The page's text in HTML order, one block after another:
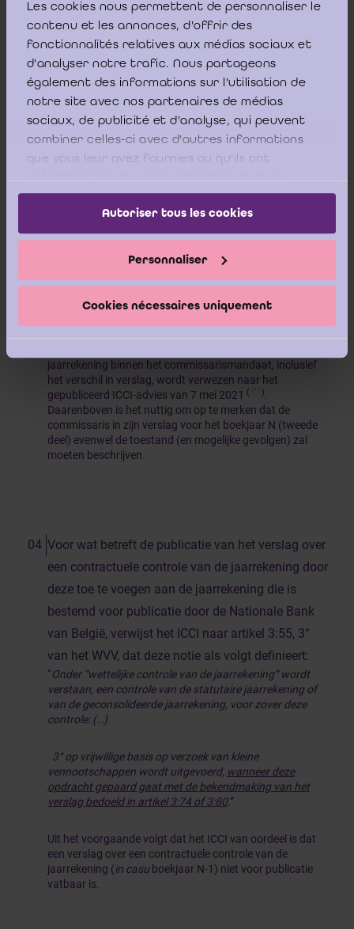
Les cookies nous permettent de personnaliser le
contenu et les annonces, d'offrir des
fonctionnalités relatives aux médias sociaux et
d'analyser notre trafic. Nous partageons
également des informations sur l'utilisation de
notre site avec nos partenaires de médias
sociaux, de publicité et d'analyse, qui peuvent
combiner celles-ci avec d'autres informations
que vous leur avez fournies ou qu'ils ont
services.
Autoriser tous les cookies
Personnaliser
Cookies nécessaires uniquement
Het verschil tussen een retroactieve benoeming als
commissaris (in casuvoor de boekjaren N t.e.m.
N+2) en een afzonderlijke benoeming van de
bedrijfsrevisor voor een contractuele controle (i.e.
“bijzondere opdracht”) ( in casuvoor het boekjaar
bijkomende opdracht een opdracht van private
aard betreft, zodat de inhoud van de opdracht en
de onderzoeksbevoegdheden in overleg met de
opdrachtgever (zijnde het bestuursorgaan van de
onderneming) dienen te worden vastgelegd.
jaarrekening binnen het commissarismandaat, inclusief
het verschil in verslag, wordt verwezen naar het
gepubliceerd ICCI-advies van 7 mei 2021 ( )
Daarenboven is het nuttig om op te merken dat de
commissaris in zijn verslag voor het boekjaar N (tweede
deel) evenwel de toestand (en mogelijke gevolgen) zal
moeten beschrijven.
Voor wat betreft de publicatie van het verslag over
een contractuele controle van de jaarrekening door
deze toe te voegen aan de jaarrekening die is
bestemd voor publicatie door de Nationale Bank
van België, verwijst het ICCI naar artikel 3:55, 3°
van het WVV, dat deze notie als volgt definieert:
“Onder “wettelijke controle van de jaarrekening” wordt
verstaan, een controle van de statutaire jaarrekening of
van de geconsolideerde jaarrekening, voor zover deze
controle: (…)
3° op vrijwillige basis op verzoek van kleine
vennootschappen wordt uitgevoerd, wanneer deze
opdracht gepaard gaat met de bekendmaking van het
verslag bedoeld in artikel 3:74 of 3:80.”
Uit het voorgaande volgt dat het ICCI van oordeel is dat
een verslag over een contractuele controle van de
jaarrekening (in casu boekjaar N-1) niet voor publicatie
vatbaar is.